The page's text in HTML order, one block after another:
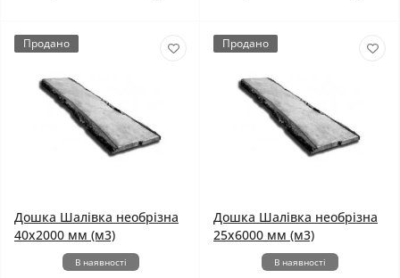
Продано
Дошка Шалівка необрізна
40x2000 мм (м3)
В наявності
Продано
Дошка Шалівка необрізна
25x6000 мм (м3)
В наявності